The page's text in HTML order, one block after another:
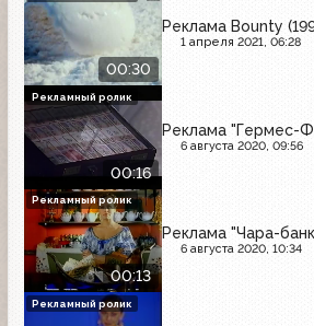
00:30
Реклама Bounty
1 апреля 2021, 06:28
00:16
Реклама "Гермес-
6 августа 2020, 09:56
Рекламный ролик
00:13
Реклама "Чара-
6 августа 2020, 10:34
Рекламный ролик
Рекламный ролик